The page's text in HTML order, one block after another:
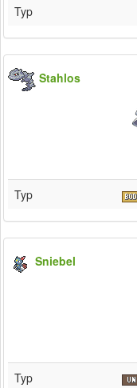
Typ
Stahlos
Typ
Sniebel
Typ